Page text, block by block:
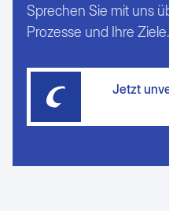
Sprechen Sie mit uns
Prozesse und Ihre Ziele.
Jetzt